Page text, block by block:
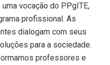
vocação do PPgITE,
profissional. As
dialogam com seus
para a sociedade.
professores e